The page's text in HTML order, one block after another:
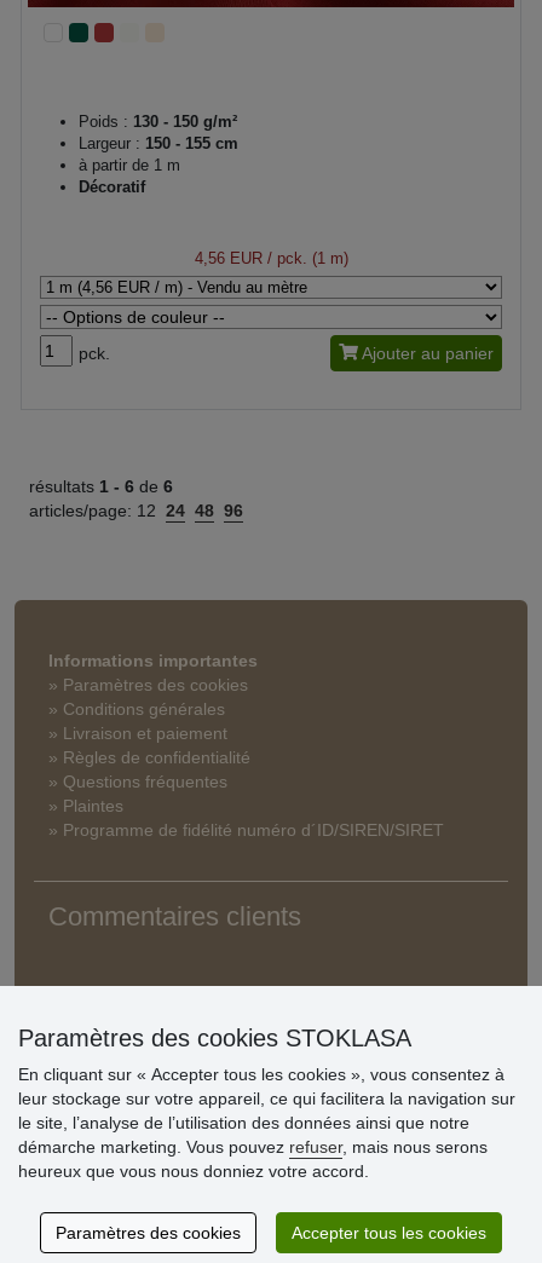
Poids : 130 - 150 g/m²
Largeur : 150 - 155 cm
à partir de 1 m
Décoratif
4,56 EUR/ pck. (1 m)
pck. Ajouter au panier
résultats 1 - 6 de 6
articles/page: 12 24 48 96
Informations importantes
» Paramètres des cookies
» Conditions générales
» Livraison et paiement
» Règles de confidentialité
» Questions fréquentes
» Plaintes
» Programme de fidélité numéro d´ID/SIREN/SIRET
Commentaires clients
Paramètres des cookies STOKLASA
En cliquant sur « Accepter tous les cookies », vous consentez à
leur stockage sur votre appareil, ce qui facilitera la navigation sur
le site, l’analyse de l’utilisation des données ainsi que notre
démarche marketing. Vous pouvez refuser, mais nous serons
heureux que vous nous donniez votre accord.
Paramètres des cookies Accepter tous les cookies